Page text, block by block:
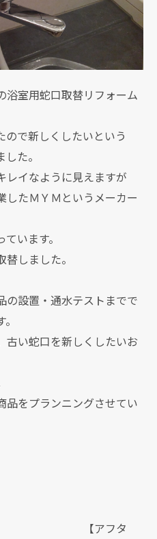
浴室用蛇口取替リフォーム
ので新しくしたいという
た。
レイなように見えますが
したＭＹＭというメーカー
います。
しました。
の設置・通水テストまでで
古い蛇口を新しくしたいお
品をプランニングさせてい
【アフタ